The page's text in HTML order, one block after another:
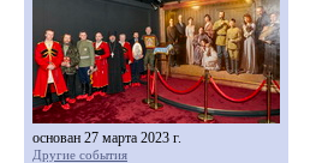
основан 27 марта 2023 г.
Другие события